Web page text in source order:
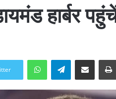
हार्बर
WhatsAppTelegramShare via Email